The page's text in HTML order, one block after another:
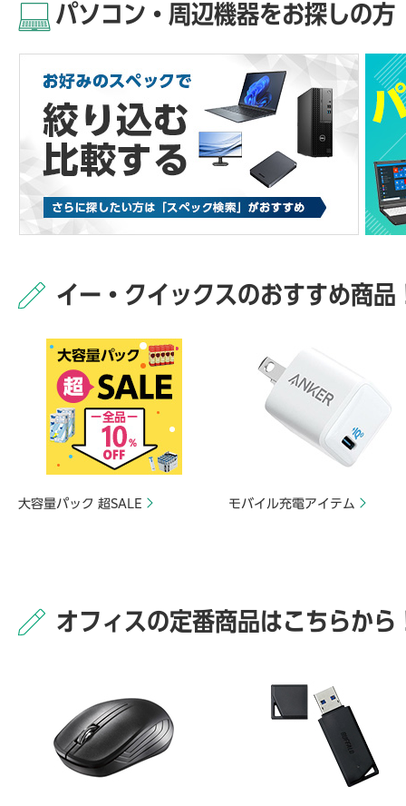
パソコン・周辺機器をお探しの方
イー・クイックスのおすすめ商品
大容量パック 超SALE モバイル充電アイテム
オフィスの定番商品はこちらから